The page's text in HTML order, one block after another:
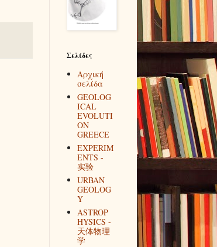
Σελίδες
Αρχική
σελίδα
GEOLOG
ICAL
EVOLUTI
ON
GREECE
EXPERIM
ENTS -
实验
URBAN
GEOLOG
Y
ASTROP
HYSICS -
天体物理
学